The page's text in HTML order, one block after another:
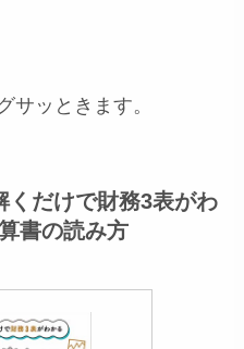
サッときます。
くだけで財務3表がわ
書の読み方